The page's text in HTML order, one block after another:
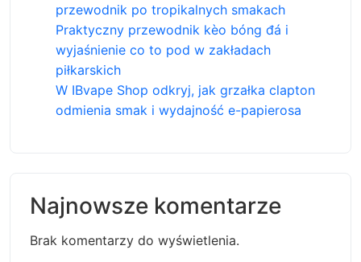
przewodnik po tropikalnych smakach
Praktyczny przewodnik kèo bóng đá i
wyjaśnienie co to pod w zakładach
piłkarskich
W IBvape Shop odkryj, jak grzałka clapton
odmienia smak i wydajność e-papierosa
Najnowsze komentarze
Brak komentarzy do wyświetlenia.